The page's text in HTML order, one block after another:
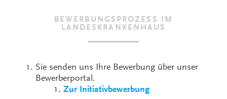
BEWERBUNGSPROZESS IM
LANDESKRANKENHAUS
Sie senden uns Ihre Bewerbung über unser
Bewerberportal.
Zur Initiativbewerbung